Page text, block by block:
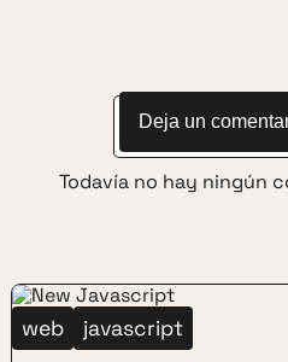
Deja un
Todavía no hay ningún
consejos para cuenta e-
web javascript